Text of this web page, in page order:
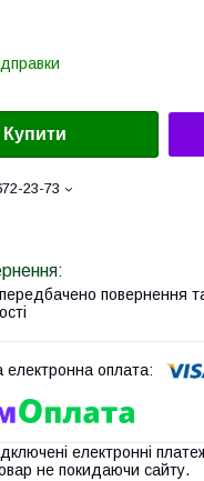
Купити
23-73
повернення
електронні
не покидаючи сайту.